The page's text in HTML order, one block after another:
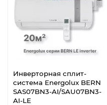
Инверторная сплит-
система Energolux BERN
SAS07BN3-AI/SAU07BN3-
AI-LE